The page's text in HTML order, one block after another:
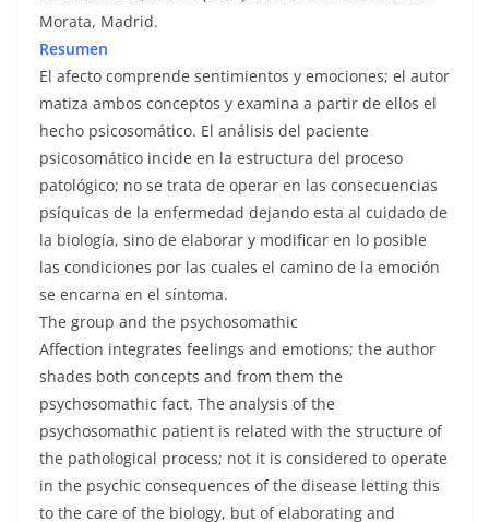
Morata, Madrid.
Resumen
El afecto comprende sentimientos y emociones; el autor
matiza ambos conceptos y examina a partir de ellos el
hecho psicosomático. El análisis del paciente
psicosomático incide en la estructura del proceso
patológico; no se trata de operar en las consecuencias
psíquicas de la enfermedad dejando esta al cuidado de
la biología, sino de elaborar y modificar en lo posible
las condiciones por las cuales el camino de la emoción
se encarna en el síntoma.
The group and the psychosomathic
Affection integrates feelings and emotions; the author
shades both concepts and from them the
psychosomathic fact. The analysis of the
psychosomathic patient is related with the structure of
the pathological process; not it is considered to operate
in the psychic consequences of the disease letting this
to the care of the biology, but of elaborating and